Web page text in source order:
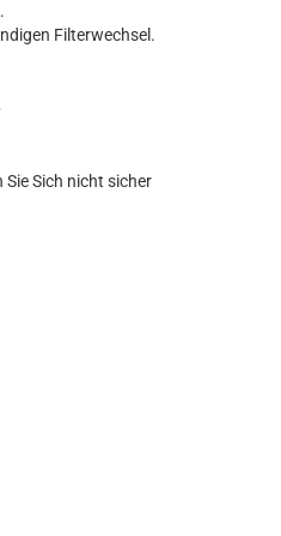
Filterwechsel.
Sich nicht sicher